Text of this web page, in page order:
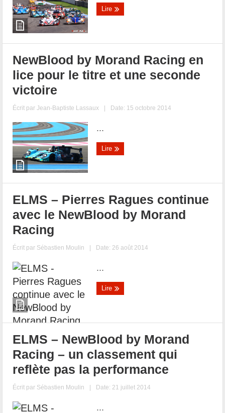
Lire
NewBlood by Morand Racing en
lice pour le titre et une seconde
victoire
Écrit parJean-Baptiste Lassaux | Date: 15 octobre 2014
...
Lire
ELMS – Pierres Ragues continue
avec le NewBlood by Morand
Racing
Écrit par Sébastien Moulin | Date: 26 août 2014
...
Lire
ELMS – NewBlood by Morand
Racing – un classement qui
reflète pas la performance
Écrit par Sébastien Moulin | Date: 21 juillet 2014
...